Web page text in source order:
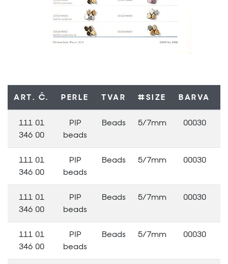
ART. Č. PERLE TVAR #SIZE BARVA
111 01
346 00
PIP
beads
Beads 5/7mm 00030
111 01
346 00
PIP
beads
Beads 5/7mm 00030
111 01
346 00
PIP
beads
Beads 5/7mm 00030
111 01
346 00
PIP
beads
Beads 5/7mm 00030